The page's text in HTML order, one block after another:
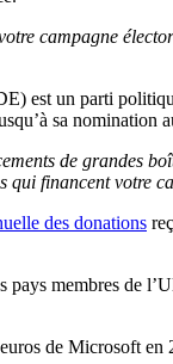
campagne
est un parti
sa
de grandes
qui financent votre
des donations
membres de
de Microsoft